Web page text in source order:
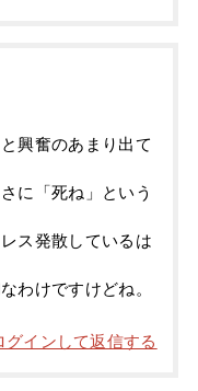
興奮のあまり出て
に「死ね」という
ス発散しているは
わけですけどね。
グインして返信する